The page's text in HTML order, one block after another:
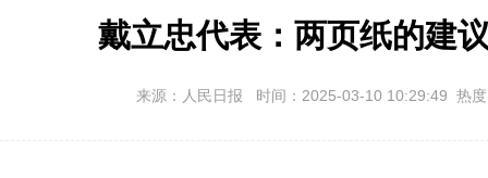
戴立忠代表：两页纸的建
来源：人民日报 时间：2025-03-10 10:29:49 热